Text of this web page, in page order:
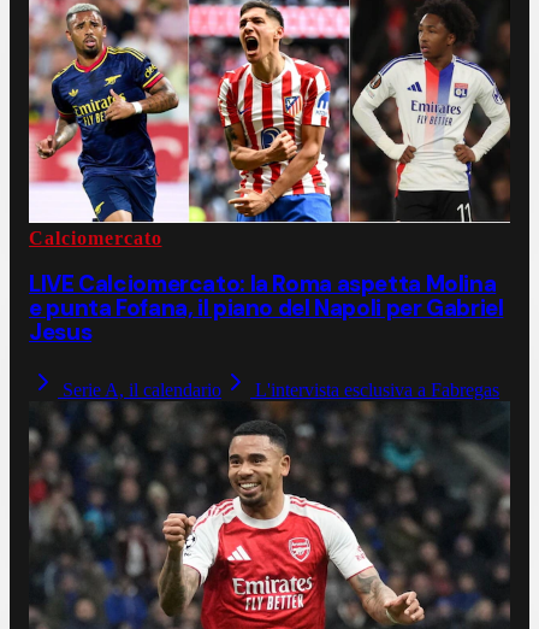
Calciomercato
LIVE Calciomercato: la Roma aspetta Molina
e punta Fofana, il piano del Napoli per Gabriel
Jesus
Serie A, il calendario L'intervista esclusiva a Fabregas